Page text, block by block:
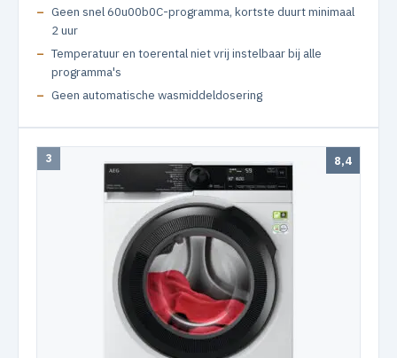
Geen snel 60u00b0C-programma, kortste duurt minimaal
2 uur
Temperatuur en toerental niet vrij instelbaar bij alle
programma's
Geen automatische wasmiddeldosering
3 8,4